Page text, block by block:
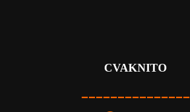
CVAKNITO
_______________